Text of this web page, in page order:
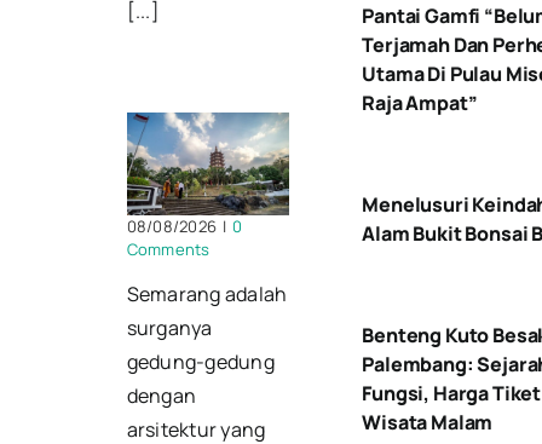
[...]
08/08/2026 | 0
Comments
Semarang adalah
surganya
gedung-gedung
dengan
arsitektur yang
Pantai Gamfi
Terjamah Dan
Utama Di Pulau
Raja Ampat”
Menelusuri
Alam Bukit Bonsai
Benteng Kuto
Palembang:
Fungsi, Harga
Wisata Malam